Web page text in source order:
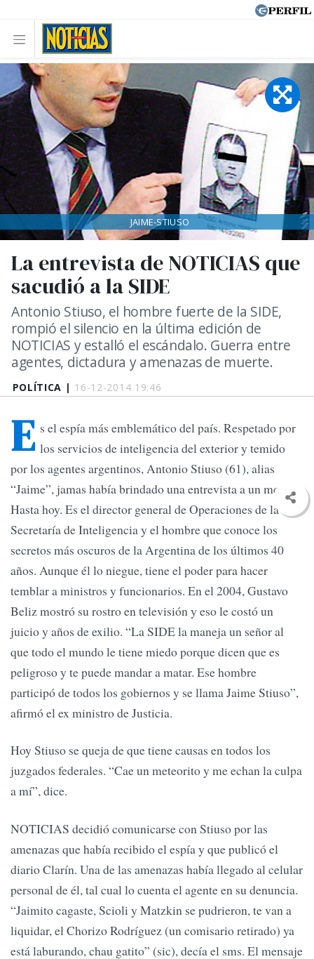
POLÍTICA | 16-12-2014 19:46
La entrevista de NOTICIAS que
sacudió a la SIDE
Antonio Stiuso, el hombre fuerte de la SIDE,
rompió el silencio en la última edición de
NOTICIAS y estalló el escándalo. Guerra entre
agentes, dictadura y amenazas de muerte.
JAIME-STIUSO
E s el espía más emblemático del país. Respetado por
los servicios de inteligencia del exterior y temido
por los agentes argentinos, Antonio Stiuso (61), alias
“Jaime”, jamas había brindado una entrevista a un medio.
Hasta hoy. Es el director general de Operaciones de la
Secretaría de Inteligencia y el hombre que conoce los
secretos más oscuros de la Argentina de los últimos 40
años. Aunque él lo niegue, tiene el poder para hacer
temblar a ministros y funcionarios. En el 2004, Gustavo
Beliz mostró su rostro en televisión y eso le costó un
juicio y años de exilio. “La SIDE la maneja un señor al
que todo el mundo le tiene miedo porque dicen que es
peligroso y te puede mandar a matar. Ese hombre
participó de todos los gobiernos y se llama Jaime Stiuso”,
afirmó el ex ministro de Justicia.
Hoy Stiuso se queja de que tiene causas en todos los
juzgados federales. “Cae un meteorito y me echan la culpa
a mí”, dice.
NOTICIAS decidió comunicarse con Stiuso por las
amenazas que había recibido el espía y que publicó el
diario Clarín. Una de las amenazas había llegado al celular
personal de él, tal cual lo cuenta el agente en su denuncia.
“Jaimito cagaste, Scioli y Matzkin se pudrieron, te van a
liquidar, el Chorizo Rodríguez (un comisario retirado) ya
está laburando, chau gatito” (sic), decía el sms. El mensaje